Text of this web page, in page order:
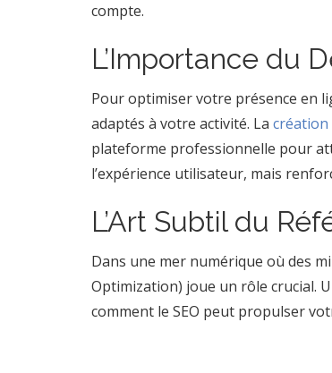
compte.
L’Importance du
Pour optimiser votre présence en
adaptés à votre activité. La création
plateforme professionnelle pour
l’expérience utilisateur, mais
L’Art Subtil du
Dans une mer numérique où des
Optimization) joue un rôle crucial.
comment le SEO peut propulser